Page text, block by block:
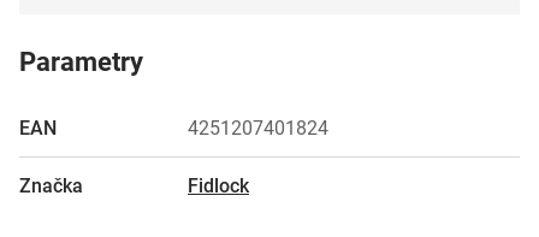
Parametry
EAN 4251207401824
Značka Fidlock